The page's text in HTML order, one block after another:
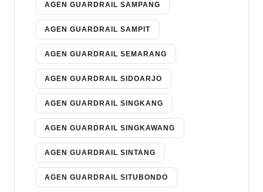
AGEN GUARDRAIL SAMPANG
AGEN GUARDRAIL SAMPIT
AGEN GUARDRAIL SEMARANG
AGEN GUARDRAIL SIDOARJO
AGEN GUARDRAIL SINGKANG
AGEN GUARDRAIL SINGKAWANG
AGEN GUARDRAIL SINTANG
AGEN GUARDRAIL SITUBONDO